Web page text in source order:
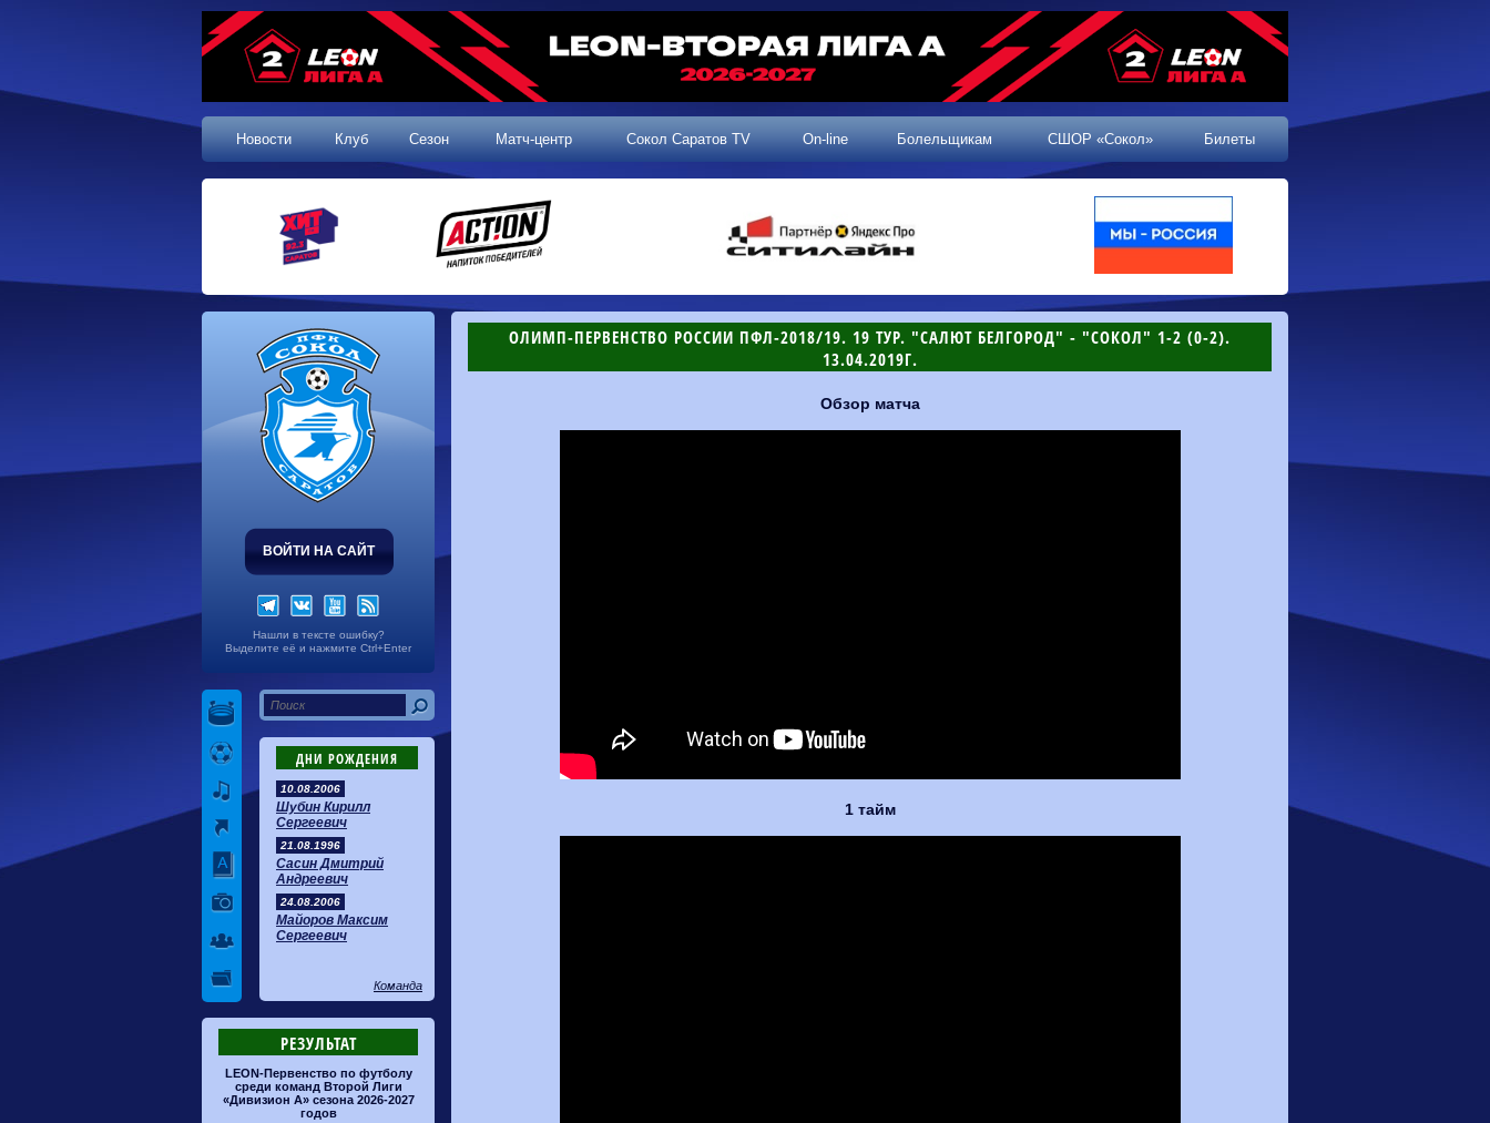
Новости Клуб Сезон Матч-центр Сокол Саратов TV On-line Болельщикам СШОР «Сокол» Билеты
ВОЙТИ НА САЙТ
Нашли в тексте ошибку?
Выделите её и нажмите Ctrl+Enter
ДНИ РОЖДЕНИЯ
10.08.2006
Шубин Кирилл
Сергеевич
21.08.1996
Сасин Дмитрий
Андреевич
24.08.2006
Майоров Максим
Сергеевич
Команда
РЕЗУЛЬТАТ
LEON-Первенство по футболу
среди команд Второй Лиги
«Дивизион А» сезона 2026-2027
годов
ОЛИМП-ПЕРВЕНСТВО РОССИИ ПФЛ-2018/19. 19 ТУР. "САЛЮТ БЕЛГОРОД" - "СОКОЛ" 1-2 (0-2).
13.04.2019Г.
Обзор матча
1 тайм